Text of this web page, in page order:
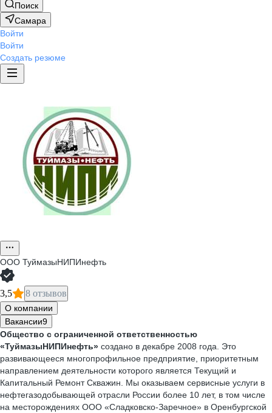
Поиск
Самара
Войти
Войти
Создать резюме
ООО ТуймазыНИПИнефть
3,5 8 отзывов
О компании
Вакансии9
Общество с ограниченной ответственностью
«ТуймазыНИПИнефть» создано в декабре 2008 года. Это
развивающееся многопрофильное предприятие, приоритетным
направлением деятельности которого является Текущий и
Капитальный Ремонт Скважин. Мы оказываем сервисные услуги в
нефтегазодобывающей отрасли России более 10 лет, в том числе
на месторождениях ООО «Сладковско-Заречное» в Оренбургской